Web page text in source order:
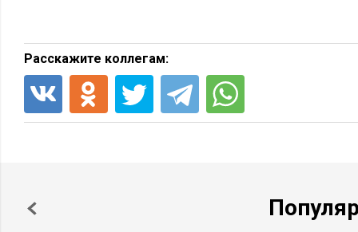
Расскажите коллегам: